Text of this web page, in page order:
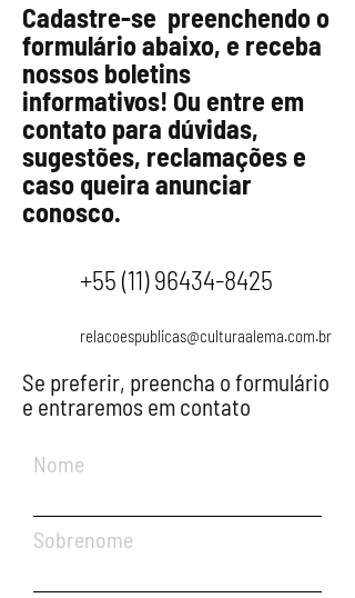
Cadastre-se preenchendo o
formulário abaixo, e receba
nossos boletins
informativos! Ou entre em
contato para dúvidas,
sugestões, reclamações e
caso queira anunciar
conosco.
+55 (11) 96434-8425
relacoespublicas@culturaalema.com.br
Se preferir, preencha o formulário
e entraremos em contato
Nome
Sobrenome